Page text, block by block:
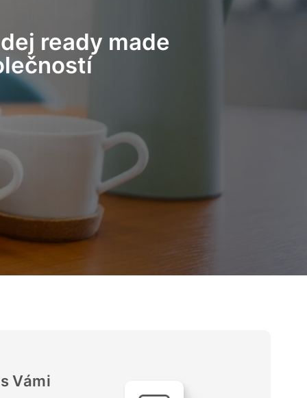
ready made
Vámi